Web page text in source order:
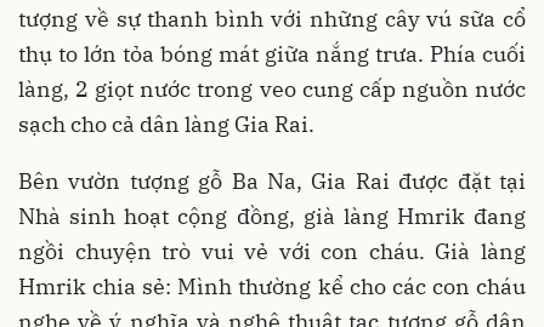
tượng về sự thanh bình với những cây vú sữa cổ
thụ to lớn tỏa bóng mát giữa nắng trưa. Phía cuối
làng, 2 giọt nước trong veo cung cấp nguồn nước
sạch cho cả dân làng Gia Rai.
Bên vườn tượng gỗ Ba Na, Gia Rai được đặt tại
Nhà sinh hoạt cộng đồng, già làng Hmrik đang
ngồi chuyện trò vui vẻ với con cháu. Già làng
Hmrik chia sẻ: Mình thường kể cho các con cháu